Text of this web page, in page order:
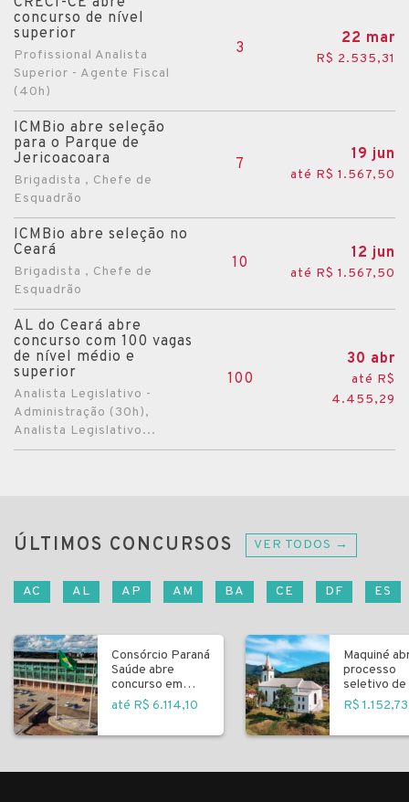
concurso de nível
superior
Profissional Analista
Superior - Agente Fiscal
(40h)
3
22 mar
R$ 2.535,31
ICMBio abre seleção
para o Parque de
Jericoacoara
Brigadista , Chefe de
Esquadrão
7
19 jun
até R$ 1.567,50
ICMBio abre seleção no
Ceará
Brigadista , Chefe de
Esquadrão
10
12 jun
até R$ 1.567,50
AL do Ceará abre
concurso com 100 vagas
de nível médio e
superior
Analista Legislativo -
Administração (30h),
Analista Legislativo...
100
30 abr
até R$
4.455,29
ÚLTIMOS CONCURSOS VER TODOS →
AC AL AP AM BA CE DF ES
Consórcio Paraná
Saúde abre
concurso em
Curitiba
até R$ 6.114,10
Maquiné
processo
seletivo de
R$ 1.152,73